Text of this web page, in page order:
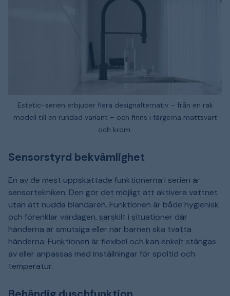
Estetic-serien erbjuder flera designalternativ – från en rak
modell till en rundad variant – och finns i färgerna mattsvart
och krom.
Sensorstyrd bekvämlighet
En av de mest uppskattade funktionerna i serien är
sensortekniken. Den gör det möjligt att aktivera vattnet
utan att nudda blandaren. Funktionen är både hygienisk
och förenklar vardagen, särskilt i situationer där
händerna är smutsiga eller när barnen ska tvätta
händerna. Funktionen är flexibel och kan enkelt stängas
av eller anpassas med inställningar för spoltid och
temperatur.